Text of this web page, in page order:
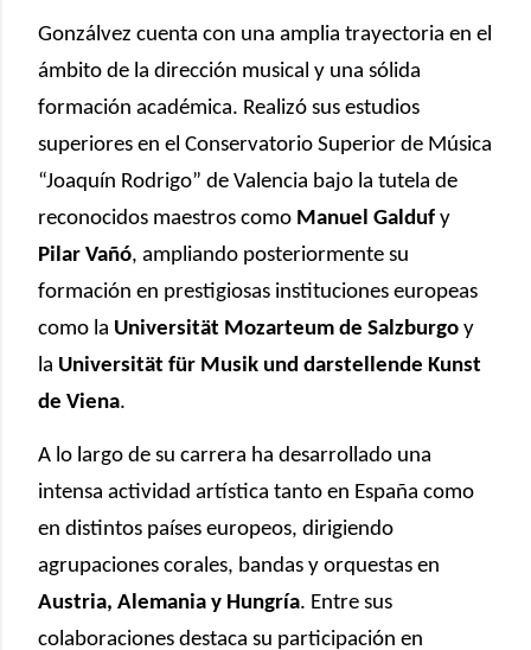
Gonzálvez cuenta con una amplia trayectoria en el
ámbito de la dirección musical y una sólida
formación académica. Realizó sus estudios
superiores en el Conservatorio Superior de Música
“Joaquín Rodrigo” de Valencia bajo la tutela de
reconocidos maestros como Manuel Galduf y
Pilar Vañó, ampliando posteriormente su
formación en prestigiosas instituciones europeas
como la Universität Mozarteum de Salzburgo y
la Universität für Musik und darstellende Kunst
de Viena.
A lo largo de su carrera ha desarrollado una
intensa actividad artística tanto en España como
en distintos países europeos, dirigiendo
agrupaciones corales, bandas y orquestas en
Austria, Alemania y Hungría. Entre sus
colaboraciones destaca su participación en